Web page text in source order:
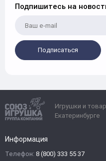
Подпишитесь на
Подписаться
Игрушки и
Екатеринбурге
Информация
Телефон: 8 (800) 333 55 37